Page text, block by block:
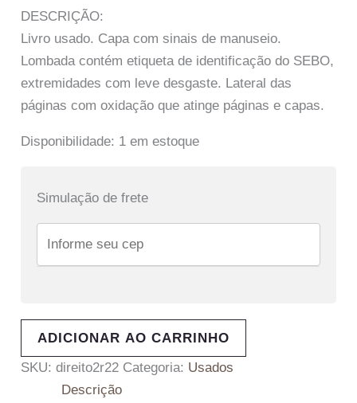
DESCRIÇÃO:
Livro usado. Capa com sinais de manuseio.
Lombada contém etiqueta de identificação do SEBO,
extremidades com leve desgaste. Lateral das
páginas com oxidação que atinge páginas e capas.
Disponibilidade: 1 em estoque
Simulação de frete
ADICIONAR AO CARRINHO
SKU:direito2r22 Categoria: Usados
Descrição